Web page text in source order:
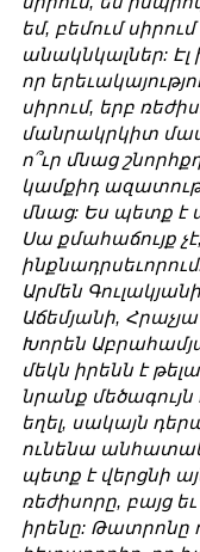
եմ, բեմում
անակնկալներ: Էլ
որ
սիրում, երբ
մանրակրկիտ
ո՞ւր մնաց
կամքիդ
մնաց: Ես պետք
Սա քմահաճույք չէ,
Արմեն
Աճեմյանի,
Խորեն
մեկն իրենն է
նրանք մեծագույն
եղել, սակայն
ունենա
պետք է վերցնի
ռեժիսորը, բայց
իրենը: Թատրոնը